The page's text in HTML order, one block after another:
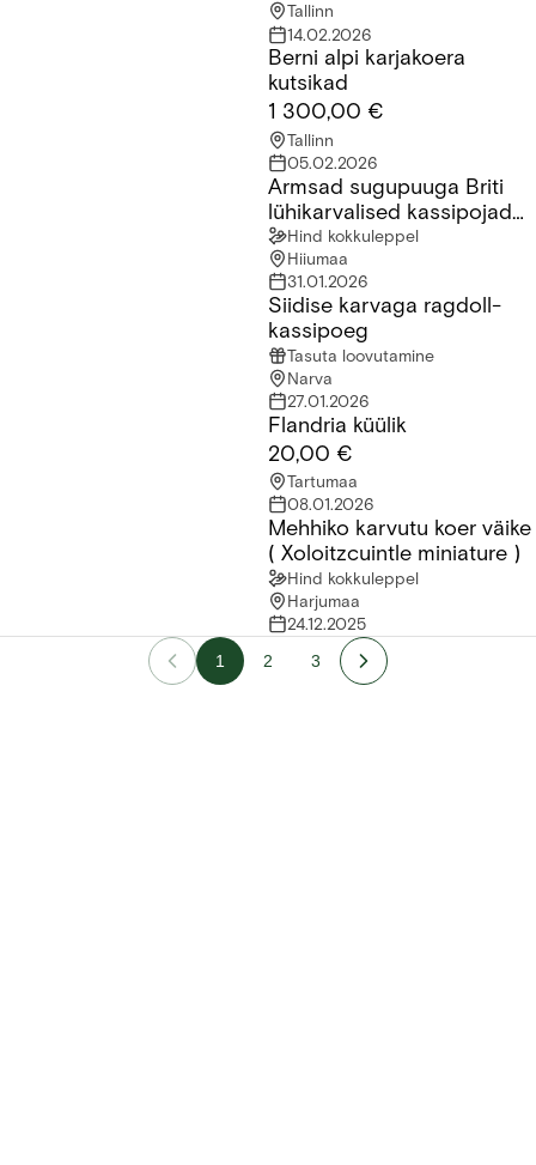
Tallinn
14.02.2026
Berni alpi karjakoera
kutsikad
1 300,00 €
Tallinn
05.02.2026
Armsad sugupuuga Briti lühikarvalised kassipojad saadaval!
Armsad sugupuuga Briti
lühikarvalised kassipojad
saadaval!
Hind kokkuleppel
Hiiumaa
31.01.2026
Siidise karvaga ragdoll-kassipoegSiidise karvaga ragdoll-
kassipoeg
Tasuta loovutamine
Narva
27.01.2026
Flandria küülik
20,00 €
Tartumaa
08.01.2026
Mehhiko karvutu koer väike ( Xoloitzcuintle miniature )
Mehhiko karvutu koer väike
( Xoloitzcuintle miniature )
Hind kokkuleppel
Harjumaa
24.12.2025
1 2 3